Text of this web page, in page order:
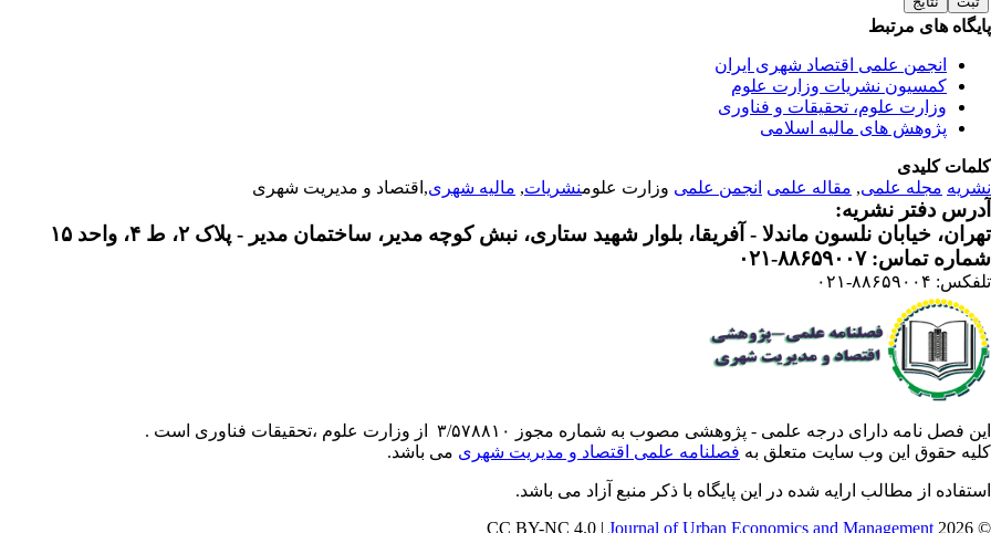
پایگاه های مرتبط
انجمن علمی اقتصاد شهری ایران
کمسیون نشریات وزارت علوم
وزارت علوم، تحقیقات و فناوری
پژوهش های مالیه اسلامی
کلمات کلیدی
نشریه مجله علمی, مقاله علمی انجمن علمی وزارت علومنشریات, مالیه شهری,اقتصاد و مدیریت شهری
آدرس دفتر نشریه:
تهران، خیابان نلسون ماندلا - آفریقا، بلوار شهید ستاری، نبش کوچه مدیر، ساختمان مدیر - پلاک ۲، ط ۴، واحد ۱۵
شماره تماس: ۸۸۶۵۹۰۰۷-۰۲۱
تلفکس: ۸۸۶۵۹۰۰۴-۰۲۱
این فصل نامه دارای درجه علمی - پژوهشی مصوب به شماره مجوز ۳/۵۷۸۸۱۰ از وزارت علوم ،تحقیقات فناوری است .
کلیه حقوق این وب سایت متعلق به فصلنامه علمی اقتصاد و مدیریت شهری می باشد.
استفاده از مطالب ارایه شده در این پایگاه با ذکر منبع آزاد می باشد.
© 2026 CC BY-NC 4.0 |
Journal of Urban Economics and Management